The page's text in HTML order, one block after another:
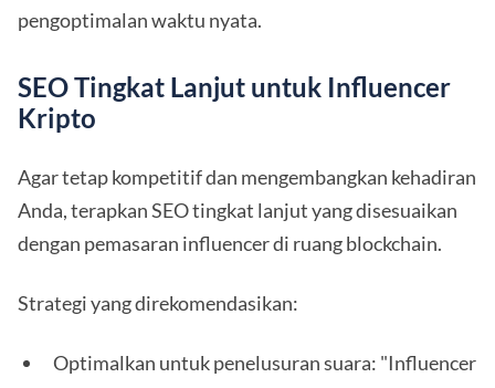
pengoptimalan waktu nyata.
SEO Tingkat Lanjut untuk Influencer
Kripto
Agar tetap kompetitif dan mengembangkan kehadiran
Anda, terapkan SEO tingkat lanjut yang disesuaikan
dengan pemasaran influencer di ruang blockchain.
Strategi yang direkomendasikan:
Optimalkan untuk penelusuran suara: "Influencer